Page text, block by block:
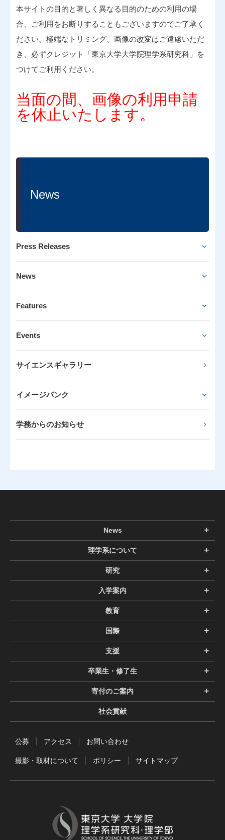
本サイトの目的と著しく異なる目的のための利用の場
合、ご利用をお断りすることもございますのでご了承く
ださい。極端なトリミング、画像の改変はご遠慮いただ
き、必ずクレジット「東京大学大学院理学系研究科」を
つけてご利用ください。
当面の間、画像の利用申請
を休止いたします。
News
Press Releases
News
Features
Events
サイエンスギャラリー
イメージバンク
学務からのお知らせ
News
理学系について
研究
入学案内
教育
国際
支援
卒業生・修了生
寄付のご案内
社会貢献
公募 アクセス お問い合わせ
撮影・取材について ポリシー サイトマップ